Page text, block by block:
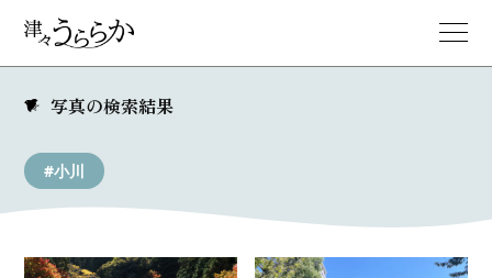
写真の検索結果
#小川